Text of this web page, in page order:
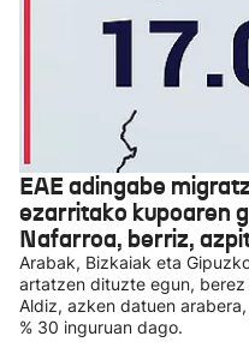
EAE adingabe
ezarritako kupoaren
Nafarroa, berriz,
Arabak, Bizkaiak eta
artatzen dituzte egun,
Aldiz, azken datuen
% 30 inguruan dago.